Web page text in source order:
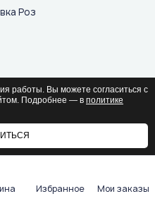
Избранное Мои заказы
работы. Вы можете согласиться с
Подробнее — в политике